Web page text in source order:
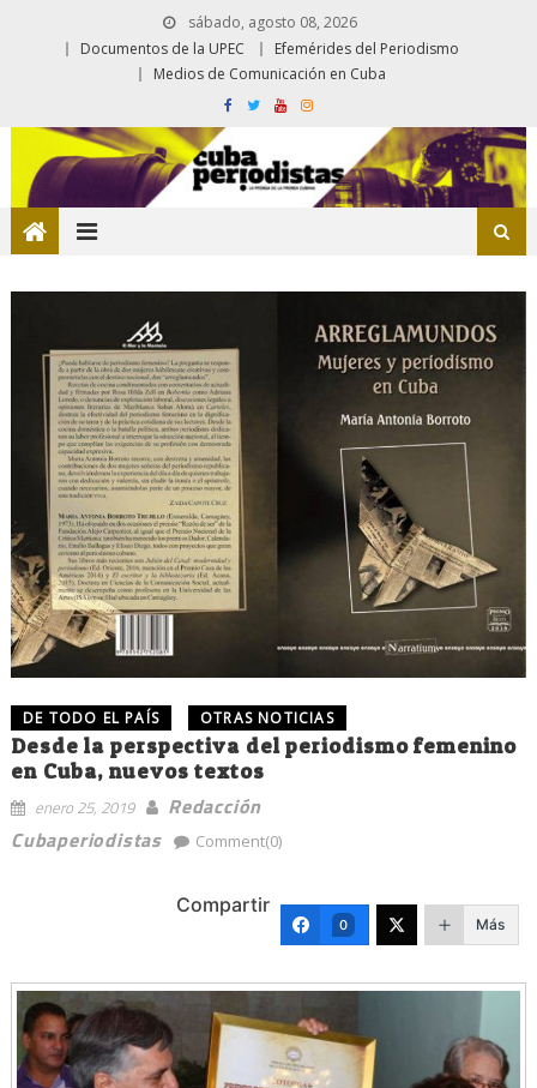
sábado, agosto 08, 2026
Documentos de la UPEC
Efemérides del Periodismo
Medios de Comunicación en Cuba
DE TODO EL PAÍS OTRAS NOTICIAS
Desde la perspectiva del periodismo femenino
en Cuba, nuevos textos
enero 25, 2019
Redacción
Cubaperiodistas
Comment(0)
Compartir
0 Más